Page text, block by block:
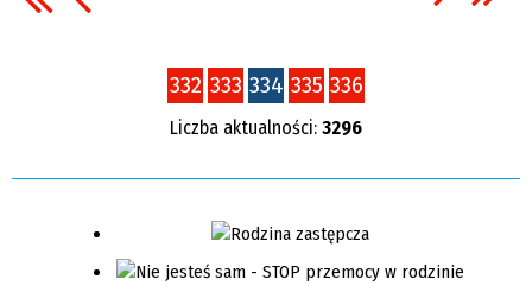
332 333 334 335 336
Liczba aktualności: 3296